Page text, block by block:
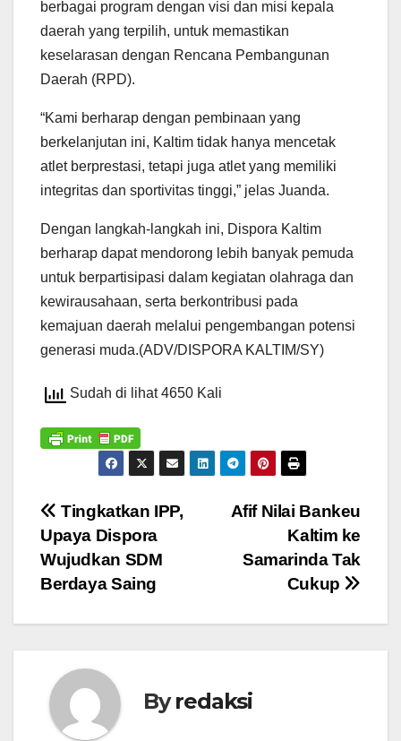
berbagai program dengan visi dan misi kepala
daerah yang terpilih, untuk memastikan
keselarasan dengan Rencana Pembangunan
Daerah (RPD).
“Kami berharap dengan pembinaan yang
berkelanjutan ini, Kaltim tidak hanya mencetak
atlet berprestasi, tetapi juga atlet yang memiliki
integritas dan sportivitas tinggi,” jelas Juanda.
Dengan langkah-langkah ini, Dispora Kaltim
berharap dapat mendorong lebih banyak pemuda
untuk berpartisipasi dalam kegiatan olahraga dan
kewirausahaan, serta berkontribusi pada
kemajuan daerah melalui pengembangan potensi
generasi muda.(ADV/DISPORA KALTIM/SY)
Sudah di lihat 4650 Kali
Navigasi
pos
Afif Nilai Bankeu
Kaltim ke
Samarinda Tak
Cukup
Tingkatkan IPP,
Upaya Dispora
Wujudkan SDM
Berdaya Saing
Byredaksi